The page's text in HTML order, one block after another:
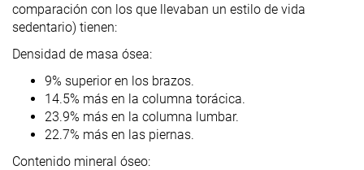
comparación con los que llevaban un estilo de vida
sedentario) tienen:
Densidad de masa ósea:
9% superior en los brazos.
14.5% más en la columna torácica.
23.9% más en la columna lumbar.
22.7% más en las piernas.
Contenido mineral óseo: